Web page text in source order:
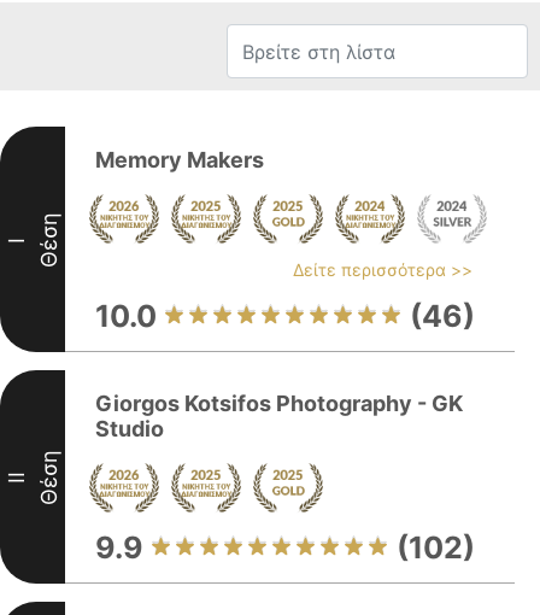
I Θέση
Memory Makers
Δείτε περισσότερα >>
10.0 (46)
II Θέση
Giorgos Kotsifos Photography - GK
Studio
9.9 (102)